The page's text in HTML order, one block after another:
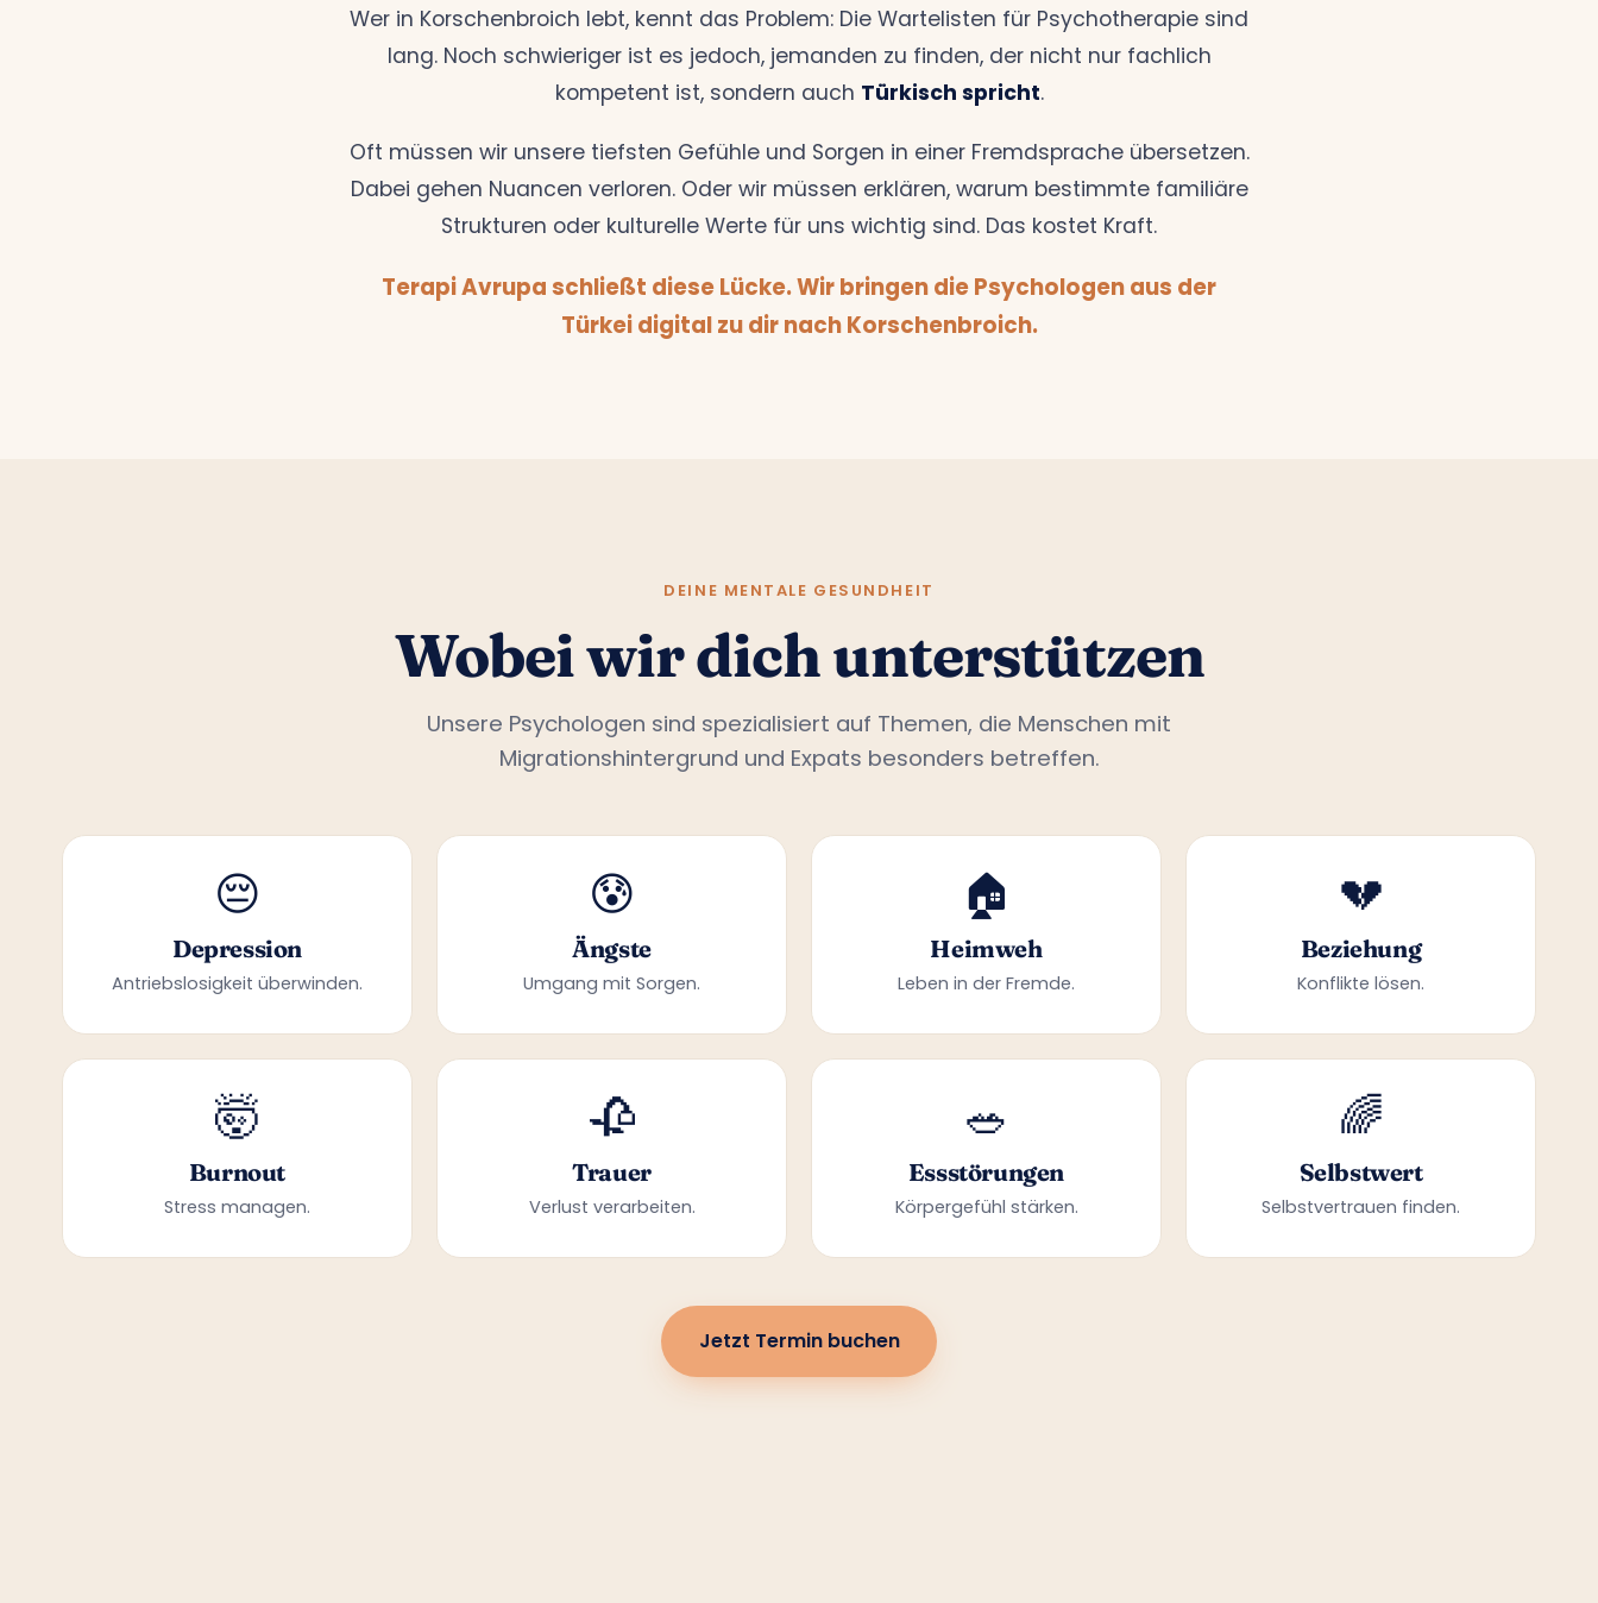
Wer in Korschenbroich lebt, kennt das Problem: Die Wartelisten für Psychotherapie sind
lang. Noch schwieriger ist es jedoch, jemanden zu finden, der nicht nur fachlich
kompetent ist, sondern auch Türkisch spricht
Oft müssen wir unsere tiefsten Gefühle und Sorgen in einer Fremdsprache übersetzen.
Dabei gehen Nuancen verloren. Oder wir müssen erklären, warum bestimmte familiäre
Strukturen oder kulturelle Werte für uns wichtig sind. Das kostet Kraft.
Terapi Avrupa schließt diese Lücke. Wir bringen die Psychologen aus der
Türkei digital zu dir nach Korschenbroich.
DEINE MENTALE GESUNDHEIT
Wobei wir dich unterstützen
Unsere Psychologen sind spezialisiert auf Themen, die Menschen mit
Migrationshintergrund und Expats besonders betreffen.
😔
Depression
Antriebslosigkeit überwinden.
😰
Ängste
Umgang mit Sorgen.
🏠
Heimweh
Leben in der Fremde.
💔
Beziehung
Konflikte lösen.
🤯
Burnout
Stress managen.
🥀
Trauer
Verlust verarbeiten.
🥗
Essstörungen
Körpergefühl stärken.
🌈
Selbstwert
Selbstvertrauen finden.
Jetzt Termin buchen